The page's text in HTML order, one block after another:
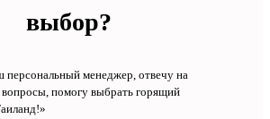
выбор?
менеджер, отвечу на
помогу выбрать горящий